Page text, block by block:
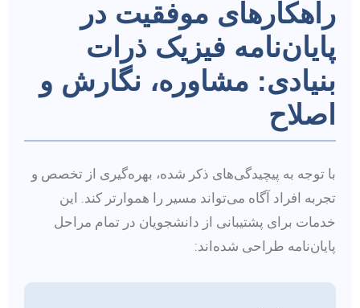
راهکارهای موفقیت در
پایان‌نامه فیزیک ذرات
بنیادی: مشاوره، نگارش و
اصلاح
با توجه به پیچیدگی‌های ذکر شده، بهره‌گیری از تخصص و
تجربه افراد آگاه می‌تواند مسیر را هموارتر کند. این
خدمات برای پشتیبانی از دانشجویان در تمام مراحل
پایان‌نامه طراحی شده‌اند: